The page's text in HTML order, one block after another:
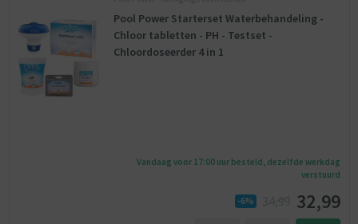
Pool Power Starterset Waterbehandeling -
Chloor tabletten - PH - Testset -
Chloordoseerder 4 in 1
Vandaag voor 17:00 uur besteld, dezelfde werkdag
verstuurd
-6% 32,99